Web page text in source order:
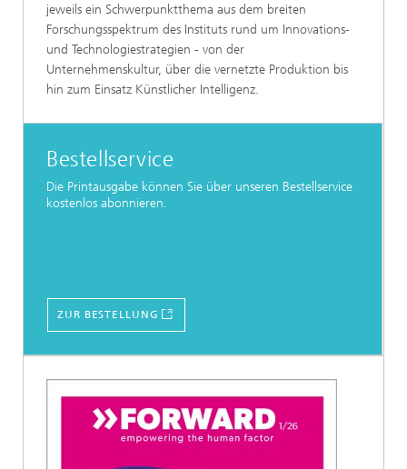
jeweils ein Schwerpunktthema aus dem breiten
Forschungsspektrum des Instituts rund um Innovations-
und Technologiestrategien - von der
Unternehmenskultur, über die vernetzte Produktion bis
hin zum Einsatz Künstlicher Intelligenz.
Bestellservice
Die Printausgabe können Sie über unseren Bestellservice
kostenlos abonnieren.
ZUR BESTELLUNG